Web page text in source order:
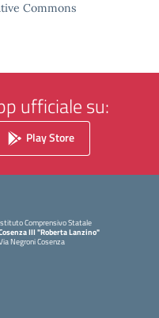
Commons
ufficiale su:
Play Store
Comprensivo Statale
III "Roberta Lanzino"
Negroni Cosenza
— Visita la pagina iniziale della scuola